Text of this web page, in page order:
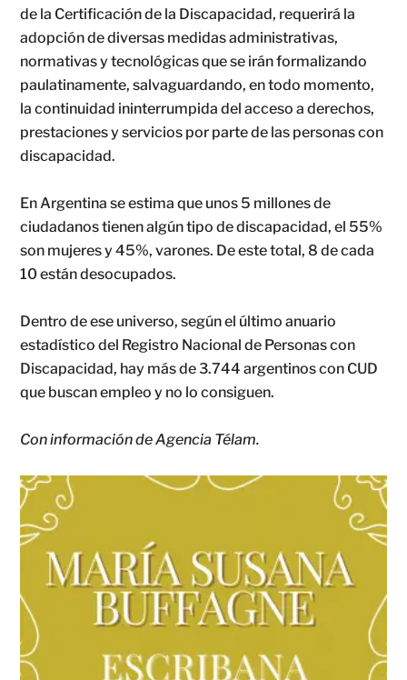
de la Certificación de la Discapacidad, requerirá la
adopción de diversas medidas administrativas,
normativas y tecnológicas que se irán formalizando
paulatinamente, salvaguardando, en todo momento,
la continuidad ininterrumpida del acceso a derechos,
prestaciones y servicios por parte de las personas con
discapacidad.
En Argentina se estima que unos 5 millones de
ciudadanos tienen algún tipo de discapacidad, el 55%
son mujeres y 45%, varones. De este total, 8 de cada
10 están desocupados.
Dentro de ese universo, según el último anuario
estadístico del Registro Nacional de Personas con
Discapacidad, hay más de 3.744 argentinos con CUD
que buscan empleo y no lo consiguen.
Con información de Agencia Télam.